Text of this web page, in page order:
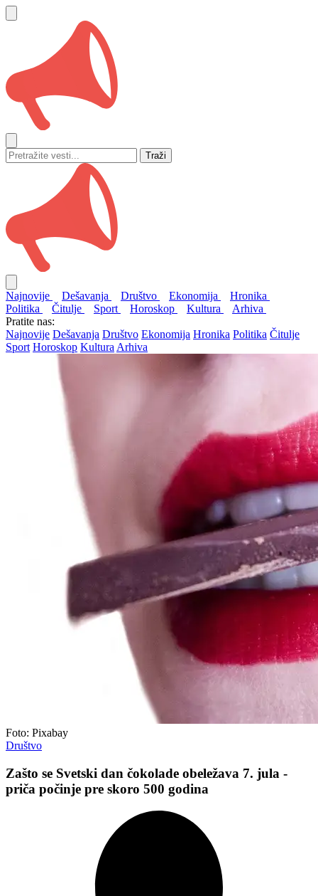
Traži
Najnovije Dešavanja Društvo Ekonomija
Hronika
Politika
Čitulje Sport Horoskop Kultura
Arhiva
Pratite nas:
Najnovije Dešavanja Društvo Ekonomija Hronika Politika Čitulje
Sport Horoskop Kultura Arhiva
Foto: Pixabay
Društvo
Zašto se Svetski dan čokolade obeležava 7. jula -
priča počinje pre skoro 500 godina